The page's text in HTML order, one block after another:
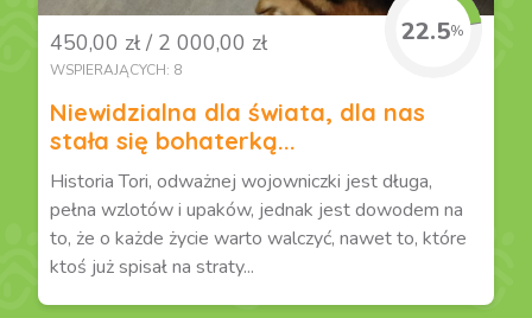
450,00 zł / 2 000,00 zł
WSPIERAJĄCYCH: 8
22.5%
Niewidzialna dla świata, dla nas
stała się bohaterką...
Historia Tori, odważnej wojowniczki jest długa,
pełna wzlotów i upaków, jednak jest dowodem na
to, że o każde życie warto walczyć, nawet to, które
ktoś już spisał na straty...